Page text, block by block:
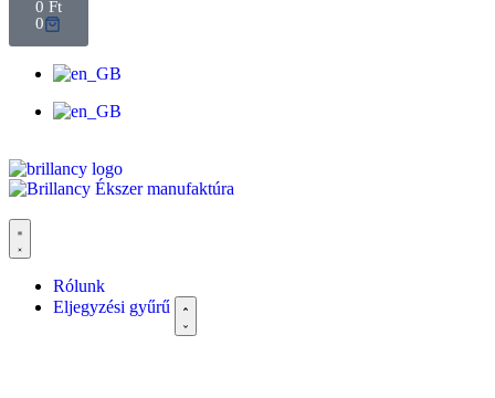
0 Ft
0
Rólunk
Eljegyzési gyűrű